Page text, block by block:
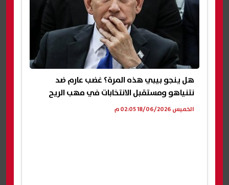
هل ينجو بيبي هذه المرة؟ غضب عارم ضد
نتنياهو ومستقبل الانتخابات في مهب الريح
الخميس 18/06/2026 02:05 م